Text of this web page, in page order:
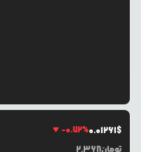
-0.72%0.01261$
2,368تومان